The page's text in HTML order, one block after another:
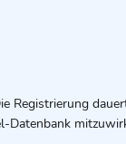
Registrierung
Datenbank